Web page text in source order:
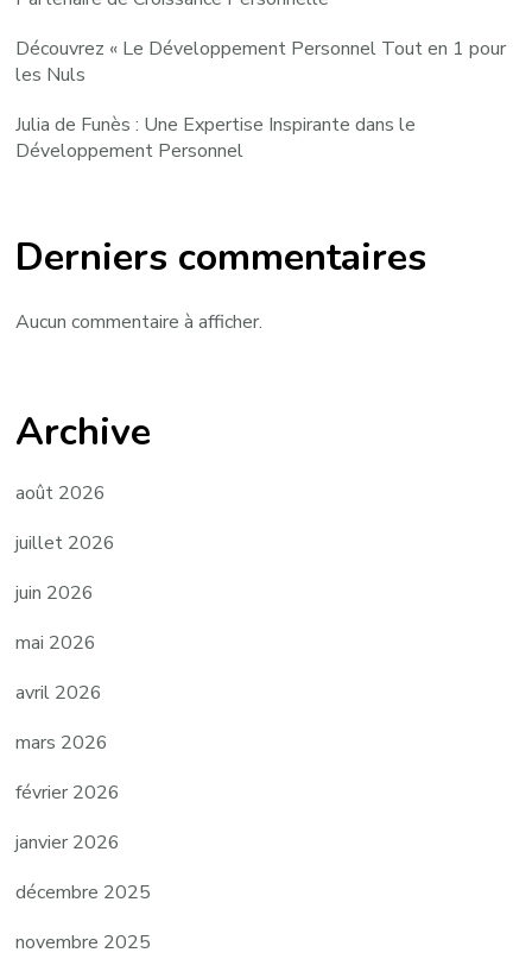
Découvrez « Le Développement Personnel Tout en 1 pour
les Nuls
Julia de Funès : Une Expertise Inspirante dans le
Développement Personnel
Derniers commentaires
Aucun commentaire à afficher.
Archive
août 2026
juillet 2026
juin 2026
mai 2026
avril 2026
mars 2026
février 2026
janvier 2026
décembre 2025
novembre 2025